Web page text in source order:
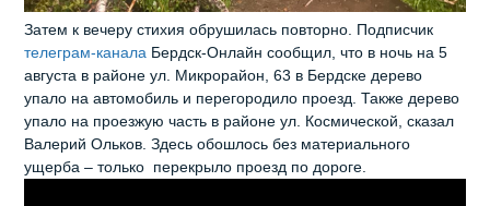
Затем к вечеру стихия обрушилась повторно. Подписчик
телеграм-канала Бердск-Онлайн сообщил, что в ночь на 5
августа в районе ул. Микрорайон, 63 в Бердске дерево
упало на автомобиль и перегородило проезд. Также дерево
упало на проезжую часть в районе ул. Космической, сказал
Валерий Ольков. Здесь обошлось без материального
ущерба – только перекрыло проезд по дороге.